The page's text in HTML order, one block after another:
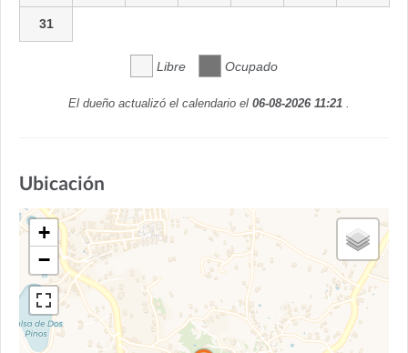
31
Libre Ocupado
El dueño actualizó el calendario el 06-08-2026 11:21 .
Ubicación
+
−